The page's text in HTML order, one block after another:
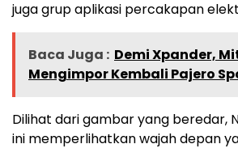
juga grup aplikasi percakapan
Baca Juga : Demi Xpander,
Mengimpor Kembali Pajero
Dilihat dari gambar yang beredar,
ini memperlihatkan wajah depan